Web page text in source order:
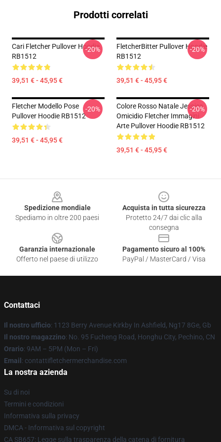
Prodotti correlati
Cari Fletcher Pullover Hoodie
RB1512
39,51 € - 45,95 €
-20%
FletcherBitter Pullover Hoodie
RB1512
39,51 € - 45,95 €
-20%
Fletcher Modello Pose
Pullover Hoodie RB1512
39,51 € - 45,95 €
-20%
Colore Rosso Natale Jessica
Omicidio Fletcher Immagini
Arte Pullover Hoodie RB1512
39,51 € - 45,95 €
-20%
Spedizione mondiale
Spediamo in oltre 200 paesi
Acquista in tutta sicurezza
Protetto 24/7 dai clic alla
consegna
Garanzia internazionale
Offerto nel paese di utilizzo
Pagamento sicuro al 100%
PayPal / MasterCard / Visa
Contattaci
Il nostro ufficio: 1123 Berry Avenue Kirkby In Ashfield, Ng17 8Ge, Gb
Il nostro magazzino: No. 95 Fucheng Road, Honghu City, Pechino, CN
Orario: 9AM – 5PM (Mon – Fri)
Email : contattifletchermerchandise.com
La nostra azienda
Su di noi
Termini e condizioni
Informativa sulla privacy
DMCA - Informativa sul copyright
CA SB657: Legge sulla trasparenza della catena di fornitura